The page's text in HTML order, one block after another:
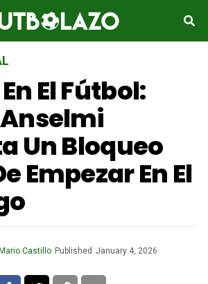
El Fútbol:
Un Bloqueo
Empezar En El
Mario Castillo Published January 4, 2026